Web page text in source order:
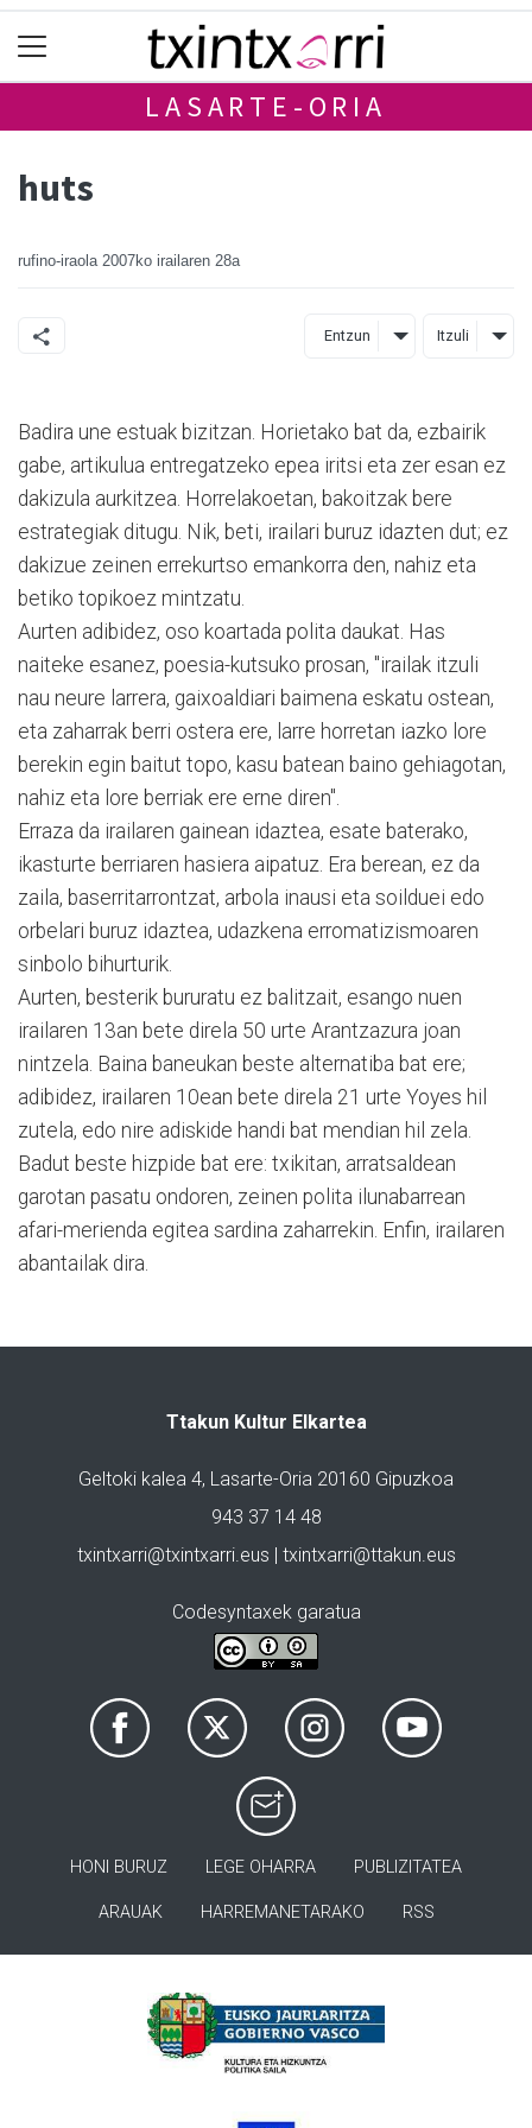
LASARTE-ORIA
huts
rufino-iraola 2007ko irailaren 28a
Entzun Itzuli
Badira une estuak bizitzan. Horietako bat da, ezbairik
gabe, artikulua entregatzeko epea iritsi eta zer esan ez
dakizula aurkitzea. Horrelakoetan, bakoitzak bere
estrategiak ditugu. Nik, beti, irailari buruz idazten dut; ez
dakizue zeinen errekurtso emankorra den, nahiz eta
betiko topikoez mintzatu.
Aurten adibidez, oso koartada polita daukat. Has
naiteke esanez, poesia-kutsuko prosan, "irailak itzuli
nau neure larrera, gaixoaldiari baimena eskatu ostean,
eta zaharrak berri ostera ere, larre horretan iazko lore
berekin egin baitut topo, kasu batean baino gehiagotan,
nahiz eta lore berriak ere erne diren".
Erraza da irailaren gainean idaztea, esate baterako,
ikasturte berriaren hasiera aipatuz. Era berean, ez da
zaila, baserritarrontzat, arbola inausi eta soilduei edo
orbelari buruz idaztea, udazkena erromatizismoaren
sinbolo bihurturik.
Aurten, besterik bururatu ez balitzait, esango nuen
irailaren 13an bete direla 50 urte Arantzazura joan
nintzela. Baina baneukan beste alternatiba bat ere;
adibidez, irailaren 10ean bete direla 21 urte Yoyes hil
zutela, edo nire adiskide handi bat mendian hil zela.
Badut beste hizpide bat ere: txikitan, arratsaldean
garotan pasatu ondoren, zeinen polita ilunabarrean
afari-merienda egitea sardina zaharrekin. Enfin, irailaren
abantailak dira.
Ttakun Kultur Elkartea
Geltoki kalea 4, Lasarte-Oria 20160 Gipuzkoa
943 37 14 48
txintxarri@txintxarri.eus | txintxarri@ttakun.eus
Codesyntaxek garatua
HONI BURUZ LEGE OHARRA PUBLIZITATEA
ARAUAK HARREMANETARAKO RSS